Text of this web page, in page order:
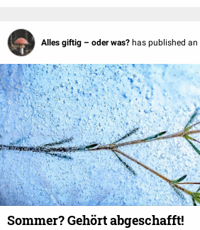
Alles giftig – oder was? has published an
Sommer? Gehört abgeschafft!